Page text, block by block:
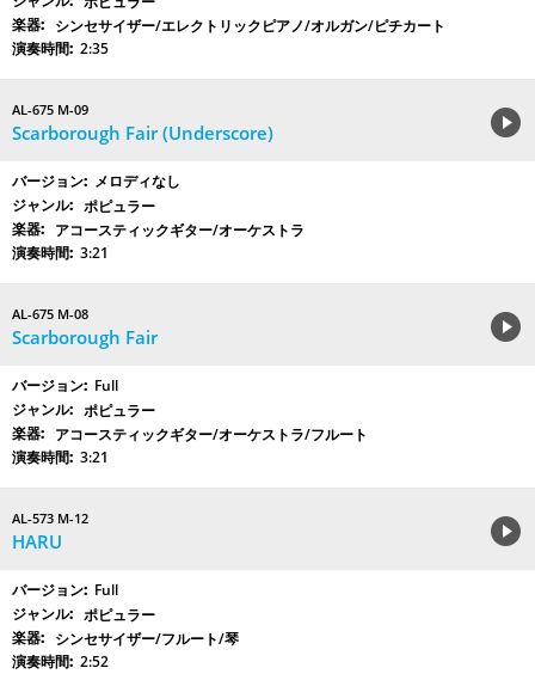
シンセサイザー/エレクトリックピアノ/オルガン/ピチカート
2:35
AL-675 M-09
Scarborough Fair (Underscore)
メロディなし
ポピュラー
アコースティックギター/オーケストラ
3:21
AL-675 M-08
Scarborough Fair
Full
ポピュラー
アコースティックギター/オーケストラ/フルート
3:21
AL-573 M-12
HARU
Full
ポピュラー
シンセサイザー/フルート/琴
2:52